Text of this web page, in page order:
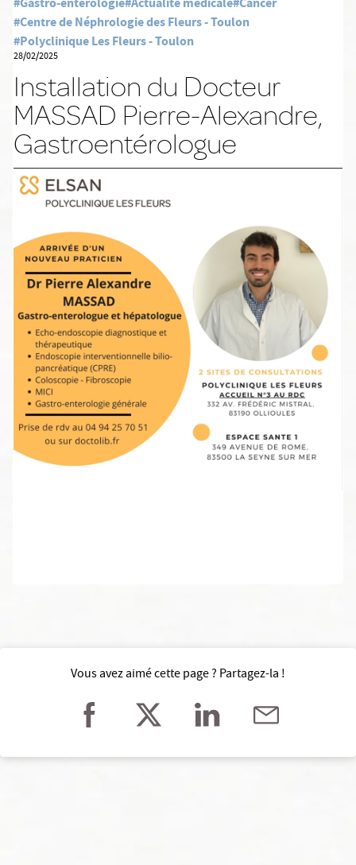
#Centre de Néphrologie des Fleurs - Toulon
#Polyclinique Les Fleurs - Toulon
28/02/2025
Installation du Docteur
MASSAD Pierre-Alexandre,
Gastroentérologue
Vous avez aimé cette page ? Partagez-la !